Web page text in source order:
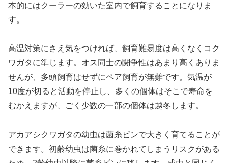
本的にはクーラーの効いた室内で飼育することになりま
す。
高温対策にさえ気をつければ、飼育難易度は高くなくコク
ワガタに準じます。オス同士の闘争性はあまり高くありま
せんが、多頭飼育はせずにペア飼育が無難です。気温が
10度が切ると活動を停止し、多くの個体はそこで寿命を
むかえますが、ごく少数の一部の個体は越冬します。
アカアシクワガタの幼虫は菌糸ビンで大きく育てることが
できます。初齢幼虫は菌糸に巻かれてしまうリスクがある